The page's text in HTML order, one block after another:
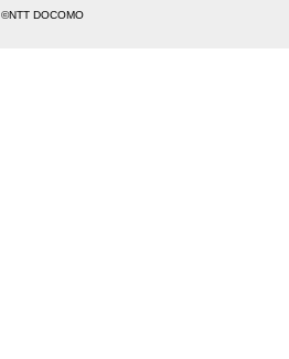
©NTT DOCOMO